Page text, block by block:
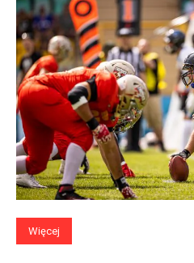
Więcej